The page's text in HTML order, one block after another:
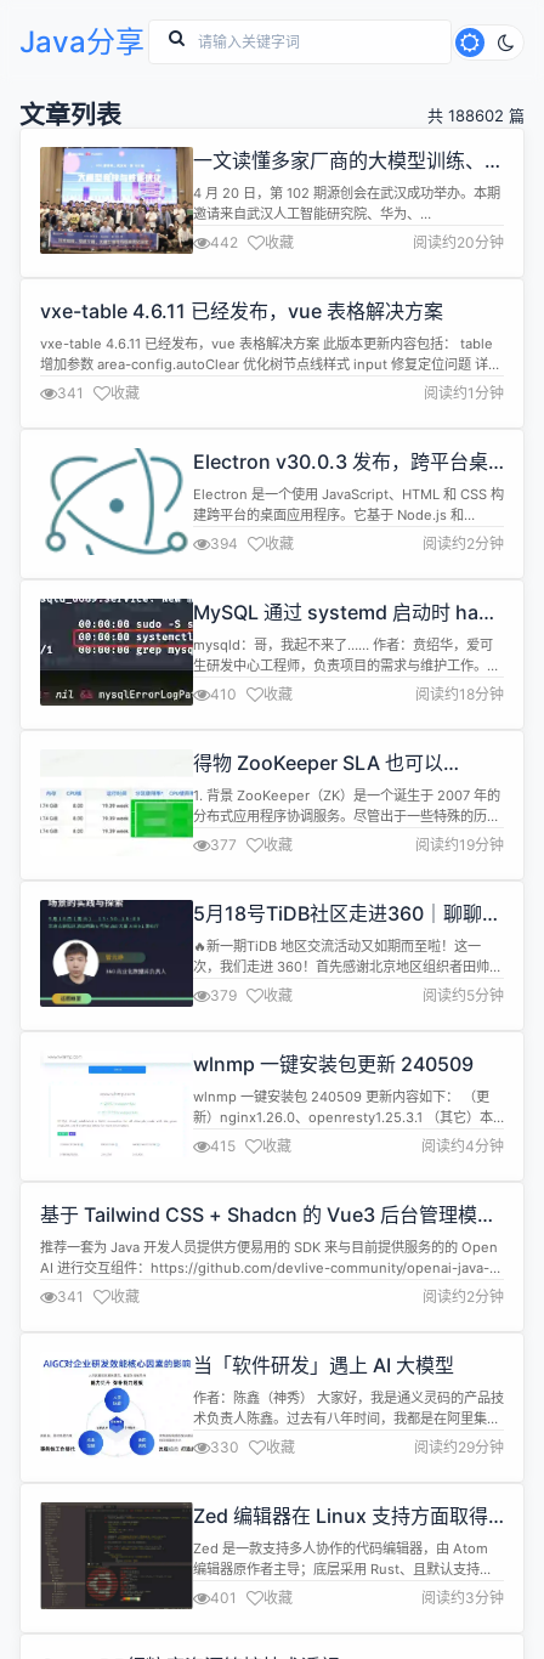
Java分享
文章列表 共 188602 篇
一文读懂多家厂商的大模型训练、推
理、部署策略
4 月 20 日，第 102 期源创会在武汉成功举办。本期
邀请来自武汉人工智能研究院、华为、
MindSpore、京东云、Gitee AI 的人工智能专家，
围绕【大模型竞技与性能优化】主题发表演讲。接下
来就一起看看本期活动的精彩瞬间吧！ 大合影 get ✅
可扫描下方二维码、关注“OSC 开源社区”视频号，进
入“...
442 收藏 阅读约20分钟
vxe-table 4.6.11 已经发布，vue 表格解决方案
vxe-table 4.6.11 已经发布，vue 表格解决方案 此版本更新内容包括： table
增加参数 area-config.autoClear 优化树节点线样式 input 修复定位问题 详情
查看：https://gitee.com/xuliangzhan_admin/vxe-table/releases/4.6.11
341 收藏 阅读约1分钟
Electron v30.0.3 发布，跨平台桌
面应用开发工具
Electron 是一个使用 JavaScript、HTML 和 CSS 构
建跨平台的桌面应用程序。它基于 Node.js 和
Chromium，被 Atom 编辑器和许多其他应用程序使
用。Electron 兼容 Mac、Windows 和 Linux，可
以构建出三个平台的应用程序。 Electron v30.0.3
394 收藏 阅读约2分钟
MySQL 通过 systemd 启动时 hang
住了……
mysqld：哥，我起不来了…… 作者：贲绍华，爱可
生研发中心工程师，负责项目的需求与维护工作。其
他身份：柯基铲屎官。 爱可生开源社区出品，原创内
容未经授权不得随意使用，转载请联系小编并注明来
源。 本文约 2100 字，预计阅读需要 7 分钟。 引言
systemd 无法启动 MySQL。 连续 kill -9 结束实...
410 收藏 阅读约18分钟
得物 ZooKeeper SLA 也可以
99.99%
1. 背景 ZooKeeper（ZK）是一个诞生于 2007 年的
分布式应用程序协调服务。尽管出于一些特殊的历史
原因，许多业务场景仍然不得不依赖它。比如，
Kafka、任务调度等。特别是在 Flink 混合部署
ETCD 解耦 时，业务方曾要求绝对的稳定性，并强烈
考量，采用了阿里的 MSE-ZK。自从 20...
377 收藏 阅读约19分钟
5月18号TiDB社区走进360｜聊聊全
球视野下的TiDB应用实践！阵容超
强大！想要get降本增效大佬秘籍的
TiDBer快报名！
🔥新一期TiDB 地区交流活动又如期而至啦！这一
次，我们走进 360！首先感谢北京地区组织者田帅萌
老师和管元峥老师，邀请了超多 TiDB 社区的资深大
佬来给大家分享 TiDB 降本增效的实践方案、大家都
在关注的“技术出海架构”的前沿经验、还有 TiDB 生
查询优化器的设计思考！超级建议大家都来听...
379 收藏 阅读约5分钟
wlnmp 一键安装包更新 240509
wlnmp 一键安装包 240509 更新内容如下： （更
新）nginx1.26.0、openresty1.25.3.1 （其它）本
次nginx，openresty更新后，如果原来使用listen
443 ssl http2;方式，现在需要更改成 listen 443
ssl;http2 on; 从nginx1.26.0开始，wlnmp一键安装
415 收藏 阅读约4分钟
基于 Tailwind CSS + Shadcn 的 Vue3 后台管理模版
2024.0.5 发布
推荐一套为 Java 开发人员提供方便易用的 SDK 来与目前提供服务的的 Open
AI 进行交互组件：https://github.com/devlive-community/openai-java-
sdk 推荐一套功能强大的开源数据中台系统：https://github.com/devlive-
community/datacap Shadcn UI V...
341 收藏 阅读约2分钟
当「软件研发」遇上 AI 大模型
作者：陈鑫（神秀） 大家好，我是通义灵码的产品技
术负责人陈鑫。过去有八年时间，我都是在阿里集团
做研发效能，即研发工具相关的工作。 我们从 2015
年开始做一站式 DevOps 平台，然后打造了云效，
也就是将 DevOps 平台实现云化。到了 2023 年，
临着彻底的革新，大模型和软件工具链的结合，使软
件研发进入...
330 收藏 阅读约29分钟
Zed 编辑器在 Linux 支持方面取得
进展
Zed 是一款支持多人协作的代码编辑器，由 Atom
编辑器原作者主导；底层采用 Rust、且默认支持
Rust，还自带了 rust-analyzer，主打 “高性能”。
Zed 于 2024 年 1 月份正式宣布开源，该项目最初只
专注于对 macOS 的支持。时至今日，项目团队则正
401 收藏 阅读约3分钟